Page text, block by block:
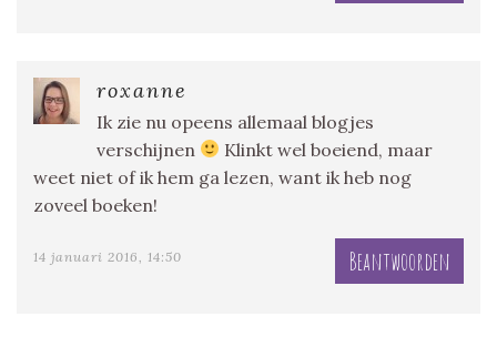
roxanne
Ik zie nu opeens allemaal blogjes
verschijnen
Klinkt wel boeiend, maar
weet niet of ik hem ga lezen, want ik heb nog
zoveel boeken!
14 januari 2016, 14:50 Beantwoorden